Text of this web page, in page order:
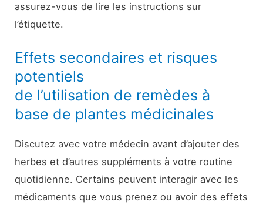
assurez-vous de lire les instructions sur
l’étiquette.
Effets secondaires et risques
potentiels
de l’utilisation de remèdes à
base de plantes médicinales
Discutez avec votre médecin avant d’ajouter des
herbes et d’autres suppléments à votre routine
quotidienne. Certains peuvent interagir avec les
médicaments que vous prenez ou avoir des effets